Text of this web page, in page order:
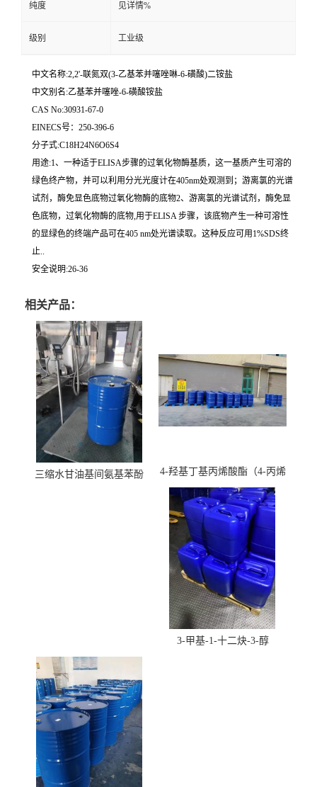
纯度 见详情%
级别 工业级
中文名称:2,2'-联氮双(3-乙基苯并噻唑啉-6-磺酸)二铵盐
中文别名:乙基苯并噻唑-6-磺酸铵盐
CAS No:30931-67-0
EINECS号：250-396-6
分子式:C18H24N6O6S4
用途:1、一种适于ELISA步骤的过氧化物酶基质，这一基质产生可溶的
绿色终产物，并可以利用分光光度计在405nm处观测到；游离氯的光谱
试剂，酶免显色底物过氧化物酶的底物2、游离氯的光谱试剂，酶免显
色底物，过氧化物酶的底物,用于ELISA 步骤，该底物产生一种可溶性
的显绿色的终端产品可在405 nm处光谱读取。这种反应可用1%SDS终
止..
安全说明:26-36
相关产品：
三缩水甘油基间氨基苯酚
4-羟基丁基丙烯酸酯（4-丙烯
酸羟丁酯）
3-甲基-1-十二炔-3-醇